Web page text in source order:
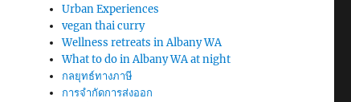
Urban Experiences
vegan thai curry
Wellness retreats in Albany WA
What to do in Albany WA at night
กลยุทธ์ทางภาษี
การจำกัดการส่งออก